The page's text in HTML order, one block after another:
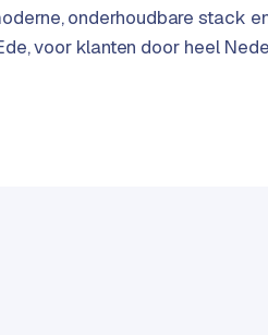
onderhoudbare stack
voor klanten door heel